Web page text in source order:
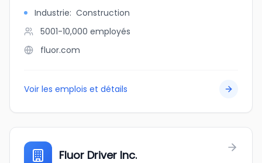
Industrie: Construction
5001-10,000 employés
fluor.com
Voir les emplois et détails
Fluor Driver Inc.